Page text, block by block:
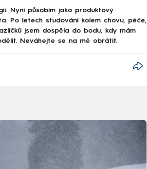
Nyní působím jako produktový
Po letech studování kolem chovu, péče,
jsem dospěla do bodu, kdy mám
Neváhejte se na mě obrátit.